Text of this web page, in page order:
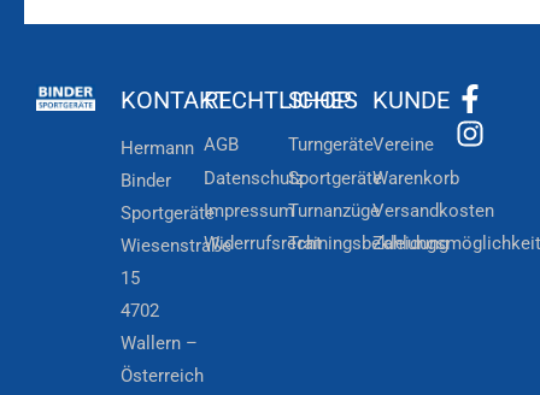
KONTAKT
Hermann
Binder
Sportgeräte
Wiesenstraße
15
4702
Wallern –
Österreich
RECHTLICHES
AGB
Datenschutz
Impressum
Widerrufsrecht
SHOP
Turngeräte
Sportgeräte
Turnanzüge
Trainingsbekleidung
KUNDE
Vereine
Warenkorb
Versandkosten